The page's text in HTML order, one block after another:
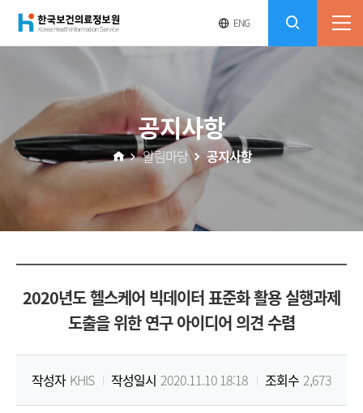
(재)
보
건
의
료
보
ENG영
사
기
전
기
전
체
공지사항
알림마당 공지사항
2020년도 헬스케어 빅데이터 표준화 활용 실행과제
도출을 위한 연구 아이디어 의견 수렴
작성자 KHIS 작성일시 2020.11.10 18:18 조회수 2,673